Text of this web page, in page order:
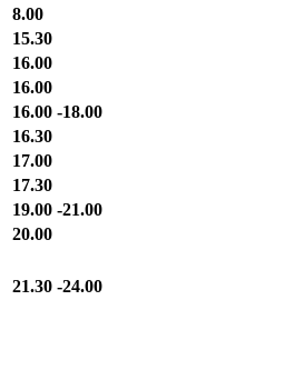
8.00
15.30
16.00
16.00
16.00 -18.00
16.30
17.00
17.30
19.00 -21.00
20.00
21.30 -24.00